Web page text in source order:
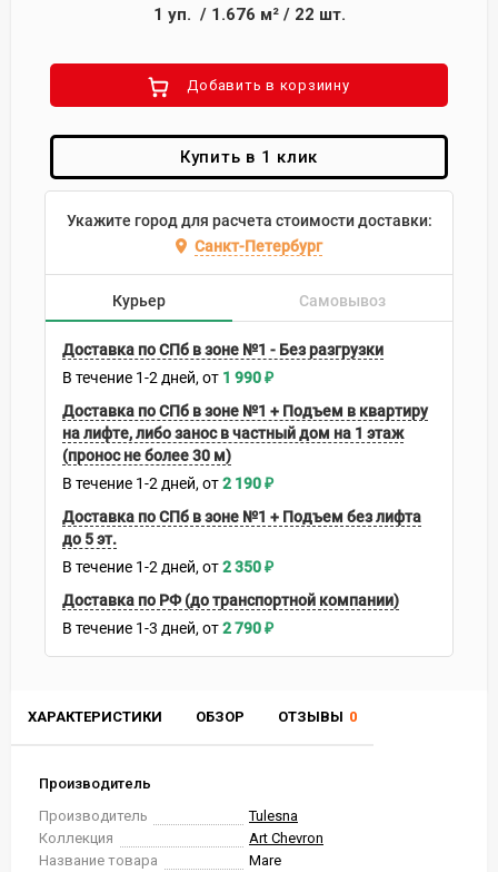
ХАРАКТЕРИСТИКИ ОБЗОР ОТЗЫВЫ 0
Производитель
Производитель
Tulesna
Коллекция
Art Chevron
Название товара
Mare
1 уп. / 1.676 м²/ 22 шт.
Добавить в корзиину
Купить в 1 клик
Укажите город для расчета стоимости доставки:
Санкт-Петербург
Курьер Самовывоз
Доставка по СПб в зоне №1 - Без разгрузки
В течение 1-2 дней 1 990₽
Доставка по СПб в зоне №1 + Подъем в квартиру
на лифте, либо занос в частный дом на 1 этаж
(пронос не более 30 м)
В течение 1-2 дней 2 190₽
Доставка по СПб в зоне №1 + Подъем без лифта
до 5 эт.
В течение 1-2 дней 2 350₽
Доставка по РФ (до транспортной компании)
В течение 1-3 дней 2 790₽